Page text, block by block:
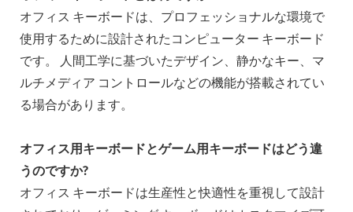
オフィス キーボードは、プロフェッショナルな環境で
使用するために設計されたコンピューター キーボード
です。 人間工学に基づいたデザイン、静かなキー、マ
ルチメディア コントロールなどの機能が搭載されてい
る場合があります。
オフィス用キーボードとゲーム用キーボードはどう違
うのですか?
オフィス キーボードは生産性と快適性を重視して設計